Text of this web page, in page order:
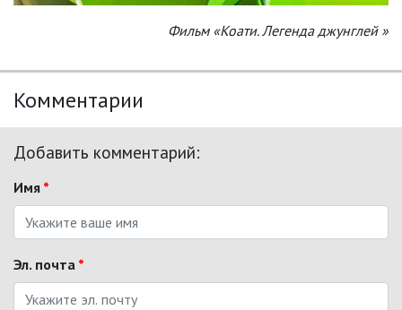
Фильм «Коати. Легенда джунглей »
Комментарии
Добавить комментарий:
Имя *
Эл. почта *